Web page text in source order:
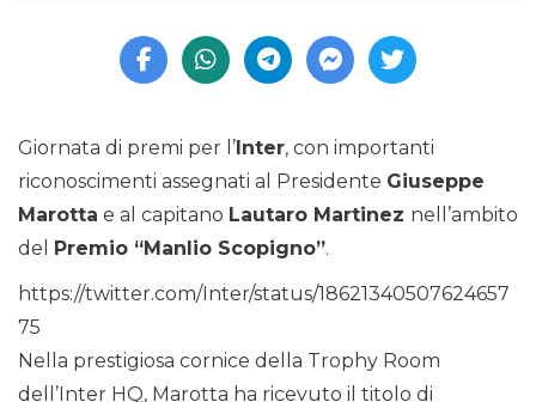
Giornata di premi per l’Inter, con importanti
riconoscimenti assegnati al Presidente Giuseppe
Marotta e al capitano Lautaro Martinez nell’ambito
del Premio “Manlio Scopigno”.
https://twitter.com/Inter/status/18621340507624657
75
Nella prestigiosa cornice della Trophy Room
dell’Inter HQ, Marotta ha ricevuto il titolo di